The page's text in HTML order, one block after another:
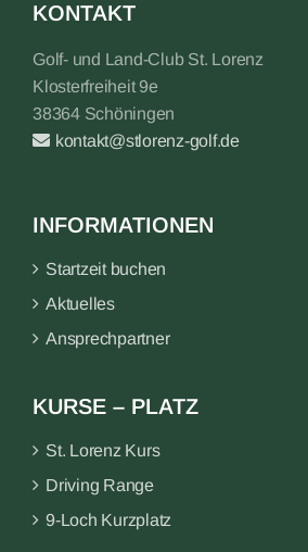
KONTAKT
Golf- und Land-Club St. Lorenz
Klosterfreiheit 9e
38364 Schöningen
kontakt@stlorenz-golf.de
INFORMATIONEN
Startzeit buchen
Aktuelles
Ansprechpartner
KURSE – PLATZ
St. Lorenz Kurs
Driving Range
9-Loch Kurzplatz